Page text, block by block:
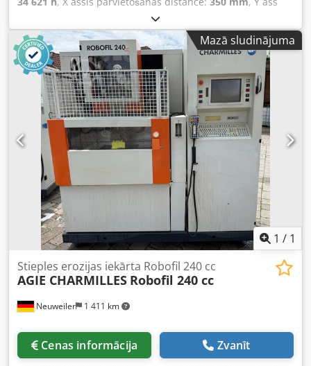
220 mm
attālums:220 mm, Stieples diametrs 0,1–0,3 mm
Automātiska stieples ievadīšana Ūdens vanna Darbības
stundu skaits: 34 621 stunda Gājiena diapazons: X 350 mm
Y 220 mm Z 220 mm U 350 mm Dsdpfxozkhlte An Ieck V
220 mm Millennium vadības sistēma Ražošanas gads: 2003
Mazā sludinājuma
1 / 1
Neuweiler 1 411 km
Stieples erozijas iekārta Robofil 240 cc
AGIE CHARMILLES Robofil 240 cc
Cenas informācija Zvanīt